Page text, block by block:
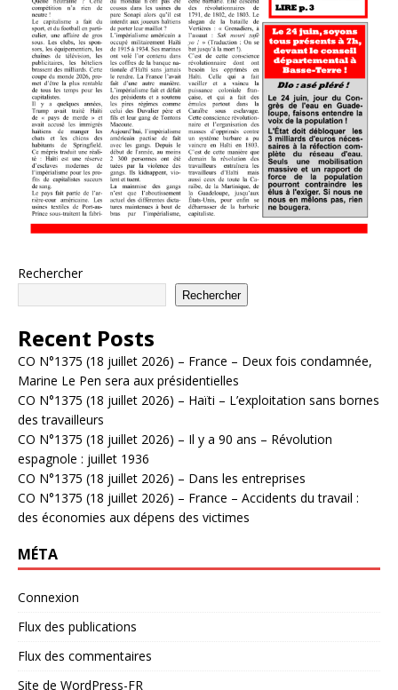
Rechercher
Rechercher
Recent Posts
CO N°1375 (18 juillet 2026) – France – Deux fois condamnée,
Marine Le Pen sera aux présidentielles
CO N°1375 (18 juillet 2026) – Haïti – L’exploitation sans bornes
des travailleurs
CO N°1375 (18 juillet 2026) – Il y a 90 ans – Révolution
espagnole : juillet 1936
CO N°1375 (18 juillet 2026) – Dans les entreprises
CO N°1375 (18 juillet 2026) – France – Accidents du travail :
des économies aux dépens des victimes
MÉTA
Connexion
Flux des publications
Flux des commentaires
Site de WordPress-FR